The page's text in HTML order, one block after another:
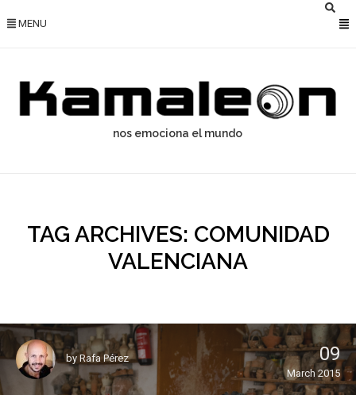
MENU
nos emociona el mundo
TAG ARCHIVES: COMUNIDAD
VALENCIANA
by Rafa Pérez 09
March 2015